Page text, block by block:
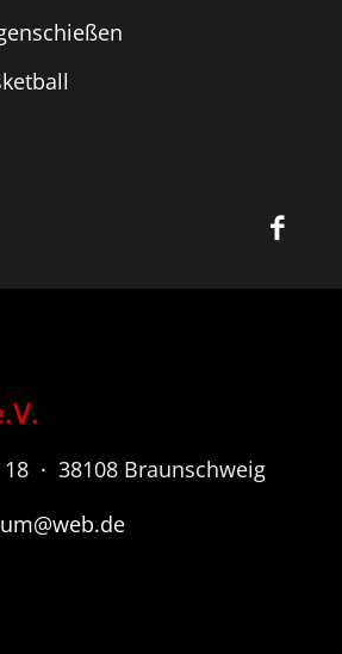
· 38108 Braunschweig